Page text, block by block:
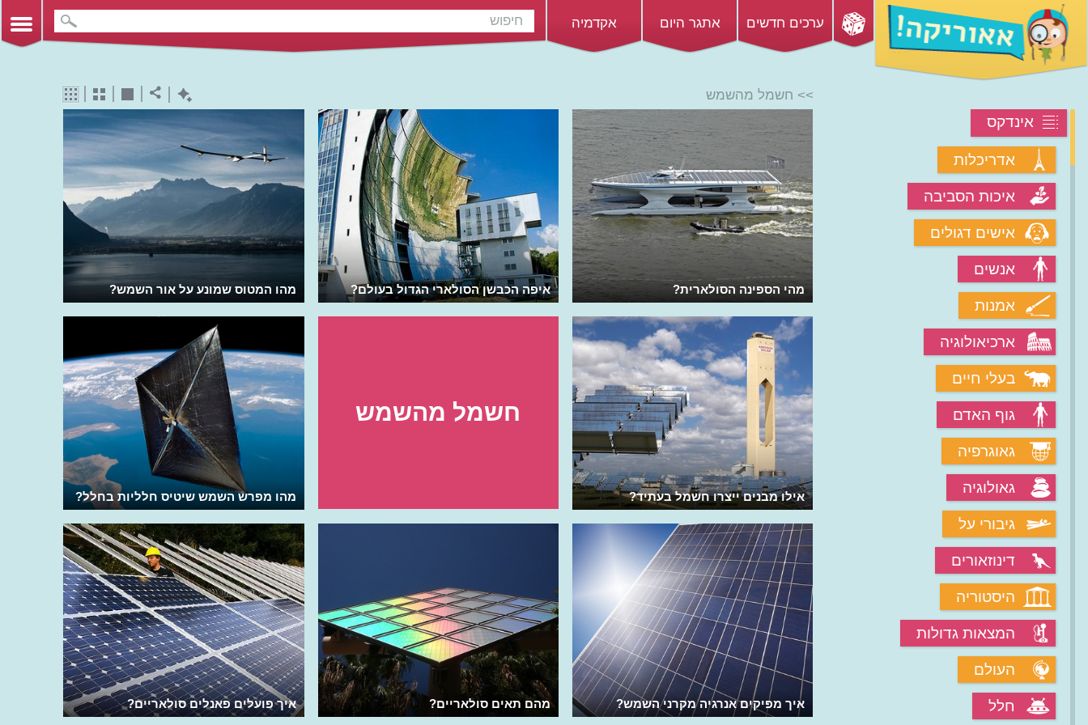
ערכים חדשים אתגר היום אקדמיה
אינדקס
אדריכלות
איכות הסביבה
אישים דגולים
אנשים
אמנות
ארכיאולוגיה
בעלי חיים
גוף האדם
גאוגרפיה
גאולוגיה
גיבורי על
דינוזאורים
היסטוריה
המצאות גדולות
העולם
חלל
>> חשמל מהשמש
מהו המטוס שמונע על אור השמש? איפה הכבשן הסולארי הגדול בעולם? מהי הספינה הסולארית?
מהו מפרש השמש שיטיס חלליות בחלל?
חשמל מהשמש
אילו מבנים ייצרו חשמל בעתיד?
איך פועלים פאנלים סולאריים? מהם תאים סולאריים? איך מפיקים אנרגיה מקרני השמש?
מהו הצבע שיהפוך משטח צבוע לסולארי?
מהו העץ הסולארי?